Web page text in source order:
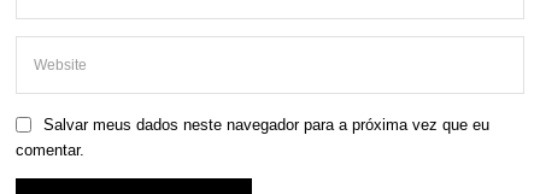
Salvar meus dados neste navegador para a próxima vez que eu
comentar.